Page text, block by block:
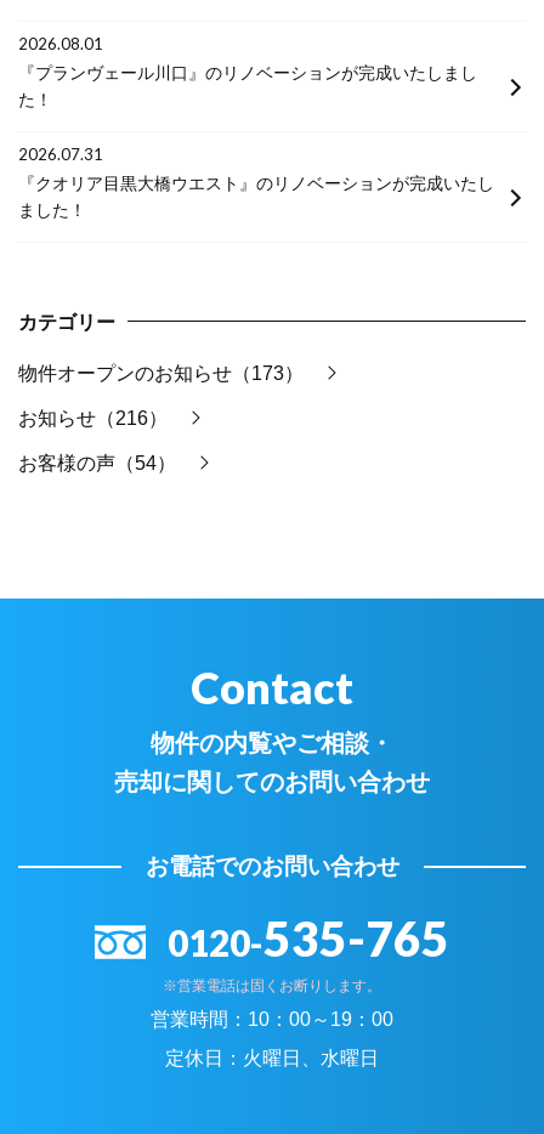
2026.08.01
『プランヴェール川口』のリノベーションが完成いたしまし
た！
2026.07.31
『クオリア目黒大橋ウエスト』のリノベーションが完成いたし
ました！
カテゴリー
物件オープンのお知らせ（173）
お知らせ（216）
お客様の声（54）
Contact
物件の内覧やご相談・
売却に関してのお問い合わせ
お電話でのお問い合わせ
0120-535-765
※営業電話は固くお断りします。
営業時間： 10：00～19：00
定休日： 火曜日、水曜日